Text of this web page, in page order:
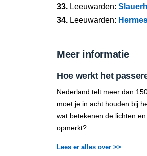
33. Leeuwarden:
34. Leeuwarden:
Meer informatie
Hoe werkt het
Nederland telt meer dan
moet je in acht houden bij
wat betekenen de lichten
opmerkt?
Lees er alles over >>